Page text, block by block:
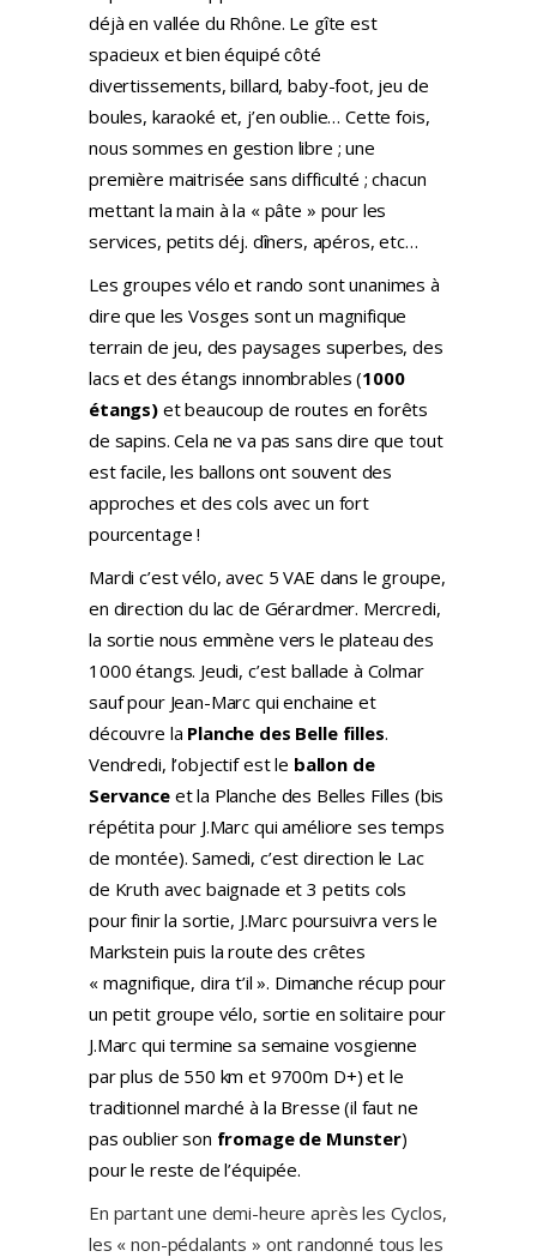
déjà en vallée du Rhône. Le gîte est
spacieux et bien équipé côté
divertissements, billard, baby-foot, jeu de
boules, karaoké et, j’en oublie… Cette fois,
nous sommes en gestion libre ; une
première maitrisée sans difficulté ; chacun
mettant la main à la « pâte » pour les
services, petits déj. dîners, apéros, etc…
Les groupes vélo et rando sont unanimes à
dire que lesVosges sont un magnifique
terrain de jeu, des paysages superbes, des
lacs et des étangs innombrables (1000
étangs)et beaucoup de routes en forêts
de sapins. Cela ne va pas sans dire que tout
est facile, les ballons ont souvent des
approches et des cols avec un fort
pourcentage !
Mardi c’est vélo, avec 5 VAE dans le groupe,
en direction du lac de Gérardmer. Mercredi,
la sortie nous emmène vers le plateau des
1000 étangs. Jeudi, c’est ballade à Colmar
sauf pour Jean-Marc qui enchaine et
découvre la Planche des Belle filles.
Vendredi, l’objectif est le ballon de
Servanceet la Planche des Belles Filles (bis
répétita pour J.Marc qui améliore ses temps
de montée). Samedi, c’est direction le Lac
de Kruth avec baignade et 3 petits cols
pour finir la sortie, J.Marc poursuivra vers le
Markstein puis la route des crêtes
« magnifique, dira t’il ». Dimanche récup pour
un petit groupe vélo, sortie en solitaire pour
J.Marc qui termine sa semaine vosgienne
par plus de 550 km et 9700m D+) et le
traditionnel marché à la Bresse (il faut ne
pas oublier son fromage de Munster)
pour le reste de l’équipée.
En partant une demi-heure après les Cyclos,
les « non-pédalants » ont randonné tous les